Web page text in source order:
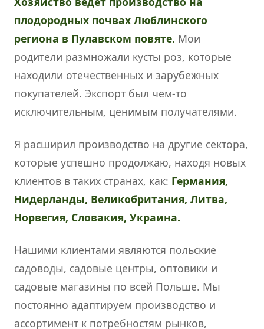
плодородных почвах Люблинского
региона в Пулавском повяте. Мои
родители размножали кусты роз, которые
находили отечественных и зарубежных
покупателей. Экспорт был чем-то
исключительным, ценимым получателями.
Я расширил производство на другие сектора,
которые успешно продолжаю, находя новых
клиентов в таких странах, как: Германия,
Нидерланды, Великобритания, Литва,
Норвегия, Словакия, Украина.
Нашими клиентами являются польские
садоводы, садовые центры, оптовики и
садовые магазины по всей Польше. Мы
постоянно адаптируем производство и
ассортимент к потребностям рынков,